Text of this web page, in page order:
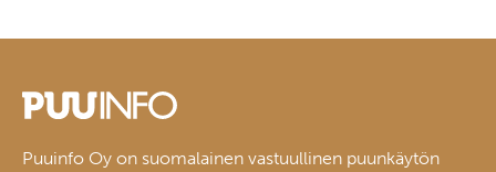
Puuinfo Oy on suomalainen vastuullinen puunkäytön